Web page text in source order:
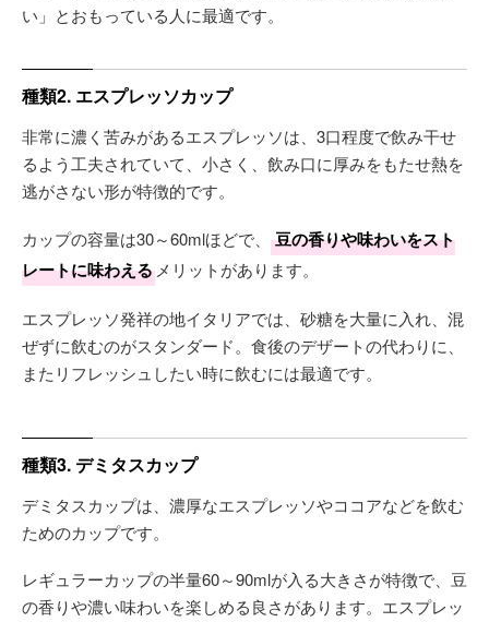
い」とおもっている人に最適です。
種類2. エスプレッソカップ
非常に濃く苦みがあるエスプレッソは、3口程度で飲み干せ
るよう工夫されていて、小さく、飲み口に厚みをもたせ熱を
逃がさない形が特徴的です。
カップの容量は30～60mlほどで、
豆の香りや味わいをスト
レートに味わえる メリットがあります。
エスプレッソ発祥の地イタリアでは、砂糖を大量に入れ、混
ぜずに飲むのがスタンダード。食後のデザートの代わりに、
またリフレッシュしたい時に飲むには最適です。
種類3. デミタスカップ
デミタスカップは、濃厚なエスプレッソやココアなどを飲む
ためのカップです。
レギュラーカップの半量60～90mlが入る大きさが特徴で、豆
の香りや濃い味わいを楽しめる良さがあります。エスプレッ